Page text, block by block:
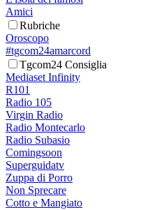
Amici
Rubriche
Oroscopo
#tgcom24amarcord
Tgcom24 Consiglia
Mediaset Infinity
R101
Radio 105
Virgin Radio
Radio Montecarlo
Radio Subasio
Comingsoon
Superguidatv
Zuppa di Porro
Non Sprecare
Cotto e Mangiato